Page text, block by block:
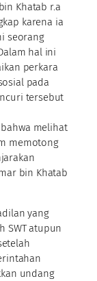
Khatab r.a
karena ia
seorang
hal ini
perkara
pada
tersebut
melihat
memotong
bin Khatab
yang
SWT atupun
undang